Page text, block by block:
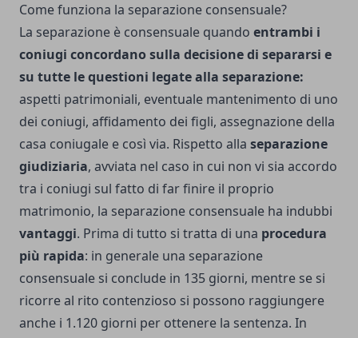
Come funziona la separazione consensuale?
La separazione è consensuale quando entrambi i
coniugi concordano sulla decisione di separarsi e
su tutte le questioni legate alla separazione:
aspetti patrimoniali, eventuale mantenimento di uno
dei coniugi, affidamento dei figli, assegnazione della
casa coniugale e così via. Rispetto alla separazione
giudiziaria, avviata nel caso in cui non vi sia accordo
tra i coniugi sul fatto di far finire il proprio
matrimonio, la separazione consensuale ha indubbi
vantaggi. Prima di tutto si tratta di una procedura
più rapida: in generale una separazione
consensuale si conclude in 135 giorni, mentre se si
ricorre al rito contenzioso si possono raggiungere
anche i 1.120 giorni per ottenere la sentenza. In